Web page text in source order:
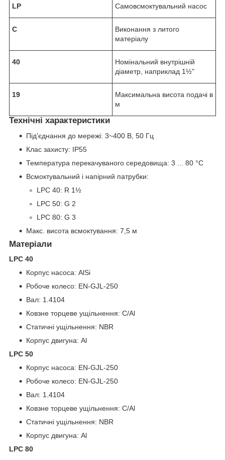
LP Самовсмоктувальний насос
C
Виконання з литого
матеріалу
40
Номінальний внутрішній
діаметр, наприклад 1½"
19
Максимальна висота подачі в
м
Технічні характеристики
Під'єднання до мережі: 3~400 В, 50 Гц
Клас захисту: IP55
Температура перекачуваного середовища: 3 ... 80 °C
Всмоктувальний і напірний патрубки:
LPC 40: R 1½
LPC 50: G 2
LPC 80: G 3
Макс. висота всмоктування: 7,5 м
Матеріали
LPC 40
Корпус насоса: AlSi
Робоче колесо: EN-GJL-250
Вал: 1.4104
Ковзне торцеве ущільнення: C/Al
Статичні ущільнення: NBR
Корпус двигуна: Al
LPC 50
Корпус насоса: EN-GJL-250
Робоче колесо: EN-GJL-250
Вал: 1.4104
Ковзне торцеве ущільнення: C/Al
Статичні ущільнення: NBR
Корпус двигуна: Al
LPC 80